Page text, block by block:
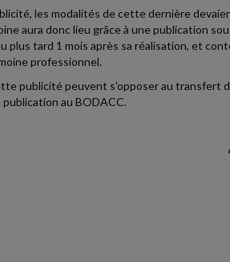
les modalités de cette dernière
aura donc lieu grâce à une publication
plus tard 1 mois après sa réalisation, et
professionnel.
publicité peuvent s'opposer au transfert
au BODACC.